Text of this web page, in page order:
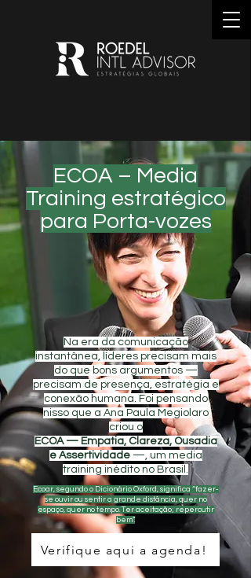
ECOA – Media
Training estratégico
para Porta-vozes
Na era da comunicação
instantânea, líderes precisam mais
do que bons argumentos —
precisam de presença, estratégia e
conexão humana. Foi pensando
nisso que a Ana Paula Megiolaro
criou o
ECOA — Empatia, Clareza, Ousadia
e Assertividade—, um media
training inédito no Brasil.
Ecoar, segundo o Dicionário Oxford, significa “fazer-
se ouvir ou sentir a grande distância, quer no
espaço, quer no tempo. Ter aceitação; repercutir
bem”.
Verifique aqui a agenda!